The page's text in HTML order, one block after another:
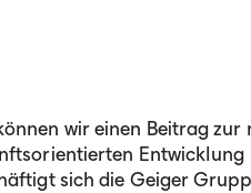
wir einen Beitrag zur
Entwicklung
sich die Geiger